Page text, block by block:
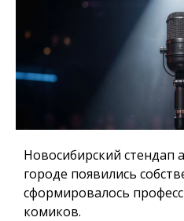
Новосибирский стендап
городе появились
сформировалось
комиков.